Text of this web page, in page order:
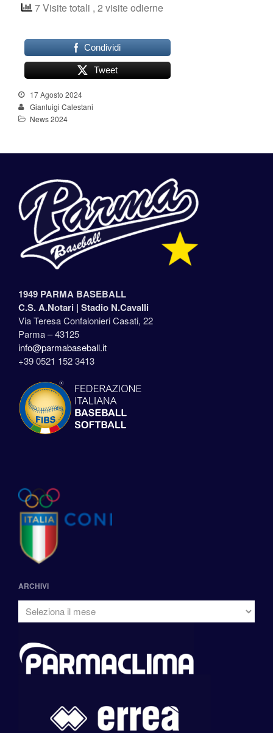
7 Visite totali , 2 visite odierne
Condividi
Tweet
17 Agosto 2024
Gianluigi Calestani
News 2024
1949 PARMA BASEBALL
C.S. A.Notari | Stadio N.Cavalli
Via Teresa Confalonieri Casati, 22
Parma – 43125
info@parmabaseball.it
+39 0521 152 3413
ARCHIVI